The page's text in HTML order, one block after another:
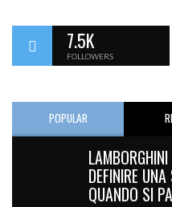
7.5K
FOLLOWERS
POPULAR
DEFINIRE
QUANDO SI